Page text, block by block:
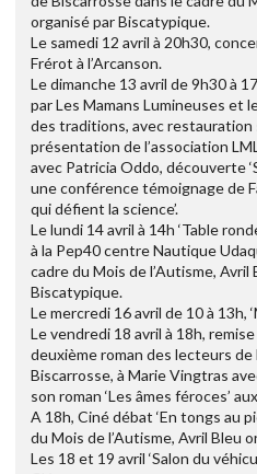
organisé par Biscatypique.
Le samedi 12 avril à 20h30,
Frérot à l’Arcanson.
Le dimanche 13 avril de 9h30 à
par Les Mamans Lumineuses et
des traditions, avec restauration
présentation de l’association
avec Patricia Oddo, découverte
une conférence témoignage de
qui défient la science’.
Le lundi 14 avril à 14h ‘Table
à la Pep40 centre Nautique
cadre du Mois de l’Autisme, Avril
Biscatypique.
Le mercredi 16 avril de 10 à 13h,
Le vendredi 18 avril à 18h, remise
deuxième roman des lecteurs
Biscarrosse, à Marie Vingtras
son roman ‘Les âmes féroces’
A 18h, Ciné débat ‘En tongs au
du Mois de l’Autisme, Avril Bleu
Les 18 et 19 avril ‘Salon du